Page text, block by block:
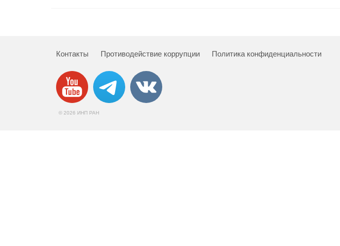
Контакты Противодействие коррупции Политика конфиденциальности
© 2026 ИНП РАН